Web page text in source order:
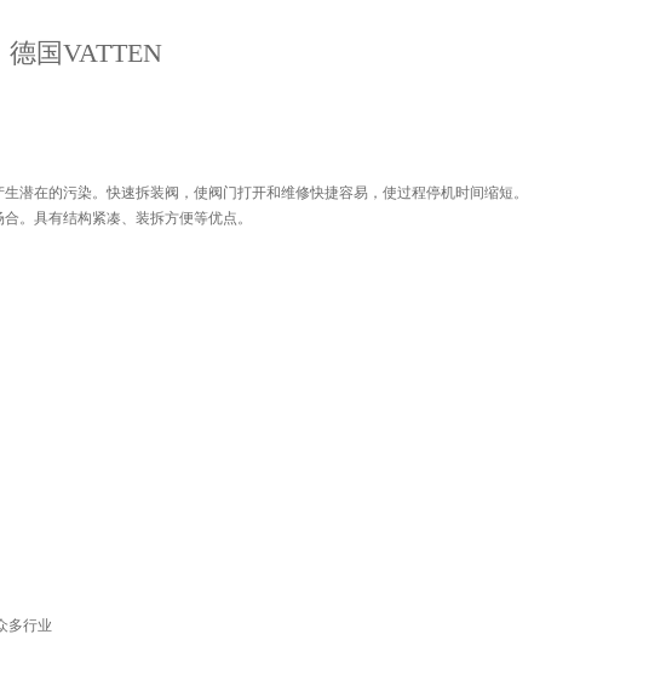
德国VATTEN
潜在的污染。快速拆装阀，使阀门打开和维修快捷容易，使过程停机时间缩短。
。具有结构紧凑、装拆方便等优点。
多行业